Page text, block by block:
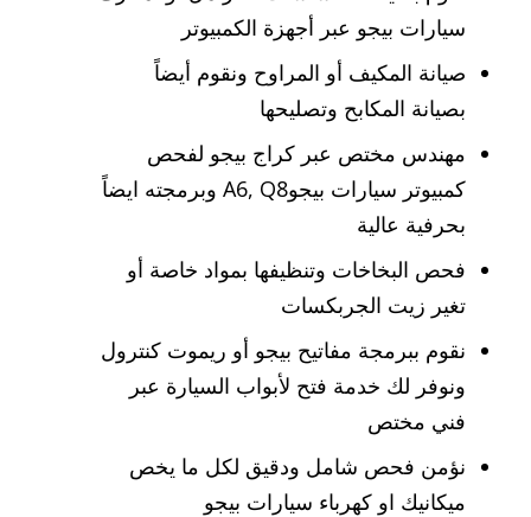
سيارات بيجو عبر أجهزة الكمبيوتر
صيانة المكيف أو المراوح ونقوم أيضاً
بصيانة المكابح وتصليحها
مهندس مختص عبر كراج بيجو لفحص
كمبيوتر سيارات بيجوA6, Q8 وبرمجته ايضاً
بحرفية عالية
فحص البخاخات وتنظيفها بمواد خاصة أو
تغير زيت الجربكسات
نقوم ببرمجة مفاتيح بيجو أو ريموت كنترول
ونوفر لك خدمة فتح لأبواب السيارة عبر
فني مختص
نؤمن فحص شامل ودقيق لكل ما يخص
ميكانيك او كهرباء سيارات بيجو